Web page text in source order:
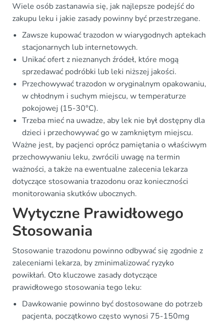
Wiele osób zastanawia się, jak najlepsze podejść do
zakupu leku i jakie zasady powinny być przestrzegane.
Zawsze kupować trazodon w wiarygodnych aptekach
stacjonarnych lub internetowych.
Unikać ofert z nieznanych źródeł, które mogą
sprzedawać podróbki lub leki niższej jakości.
Przechowywać trazodon w oryginalnym opakowaniu,
w chłodnym i suchym miejscu, w temperaturze
pokojowej (15-30°C).
Trzeba mieć na uwadze, aby lek nie był dostępny dla
dzieci i przechowywać go w zamkniętym miejscu.
Ważne jest, by pacjenci oprócz pamiętania o właściwym
przechowywaniu leku, zwrócili uwagę na termin
ważności, a także na ewentualne zalecenia lekarza
dotyczące stosowania trazodonu oraz konieczności
monitorowania skutków ubocznych.
Wytyczne Prawidłowego
Stosowania
Stosowanie trazodonu powinno odbywać się zgodnie z
zaleceniami lekarza, by zminimalizować ryzyko
powikłań. Oto kluczowe zasady dotyczące
prawidłowego stosowania tego leku:
Dawkowanie powinno być dostosowane do potrzeb
pacjenta, początkowo często wynosi 75-150mg